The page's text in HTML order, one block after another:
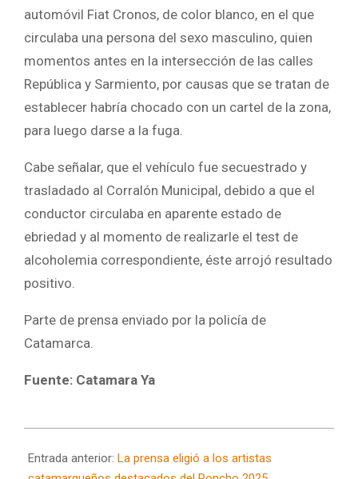
automóvil Fiat Cronos, de color blanco, en el que
circulaba una persona del sexo masculino, quien
momentos antes en la intersección de las calles
República y Sarmiento, por causas que se tratan de
establecer habría chocado con un cartel de la zona,
para luego darse a la fuga.
Cabe señalar, que el vehículo fue secuestrado y
trasladado al Corralón Municipal, debido a que el
conductor circulaba en aparente estado de
ebriedad y al momento de realizarle el test de
alcoholemia correspondiente, éste arrojó resultado
positivo.
Parte de prensa enviado por la policía de
Catamarca.
Fuente: Catamara Ya
07-
Entrada anterior: La prensa eligió a los artistas